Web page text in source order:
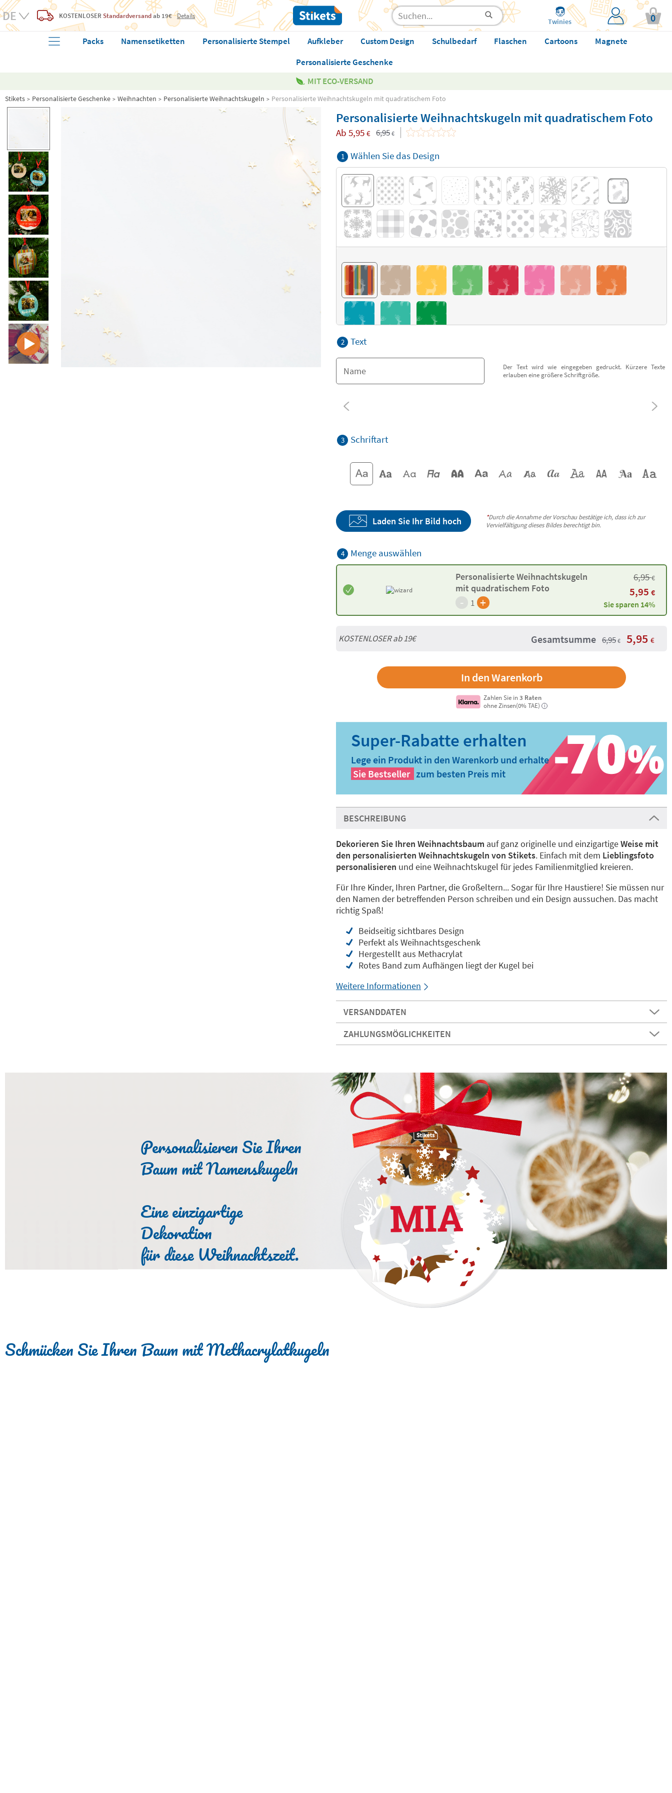
KOSTENLOSER Standardversandab 19€ Details
Twinies 0
Packs Namensetiketten Personalisierte Stempel Aufkleber Custom Design Schulbedarf Flaschen Cartoons
Magnete
Personalisierte Geschenke
MIT ECO-VERSAND
Stikets Personalisierte Geschenke Weihnachten Personalisierte Weihnachtskugeln Personalisierte Weihnachtskugeln mit quadratischem Foto
Personalisierte Weihnachtskugeln mit quadratischem Foto
Ab 5,95 € 6,95 €
1 Wählen Sie das Design
2 Text
Der Text wird wie eingegeben gedruckt. Kürzere Texte
erlauben eine größere Schriftgröße.
3 Schriftart
Laden Sie Ihr Bild hoch *Durch die Annahme der Vorschau bestätige ich, dass ich zur
Vervielfältigung dieses Bildes berechtigt bin.
4 Menge auswählen
Personalisierte Weihnachtskugeln
mit quadratischem Foto
- 1 +
6,95€
5,95 €
Sie sparen 14%
KOSTENLOSER ab 19€ Gesamtsumme 6,95 € 5,95 €
Zahlen Sie in3 Raten
ohne Zinsen(0% TAE)
i
Lege ein Produkt in den Warenkorb und erhalte
Sie Bestseller zum besten Preis mit
BESCHREIBUNG
Dekorieren Sie Ihren Weihnachtsbaum auf ganz originelle und einzigartigeWeise mit
den personalisierten Weihnachtskugeln von Stikets. Einfach mit dem Lieblingsfoto
personalisieren und eine Weihnachtskugel für jedes Familienmitglied kreieren.
Für Ihre Kinder, Ihren Partner, die Großeltern... Sogar für Ihre Haustiere! Sie müssen nur
den Namen der betreffenden Person schreiben und ein Design aussuchen. Das macht
richtig Spaß!
Beidseitig sichtbares Design
Perfekt als Weihnachtsgeschenk
Hergestellt aus Methacrylat
Rotes Band zum Aufhängen liegt der Kugel bei
Weitere Informationen
VERSANDDATEN
ZAHLUNGSMÖGLICHKEITEN
Personalisieren Sie Ihren
Baum mit Namenskugeln
Eine einzigartige
Dekoration
für diese Weihnachtszeit.
Schmücken Sie Ihren Baum mit Methacrylatkugeln